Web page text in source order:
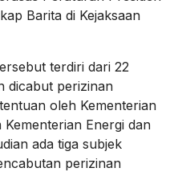
Barita di Kejaksaan
terdiri dari 22
dicabut perizinan
oleh Kementerian
Energi dan
ada tiga subjek
perizinan